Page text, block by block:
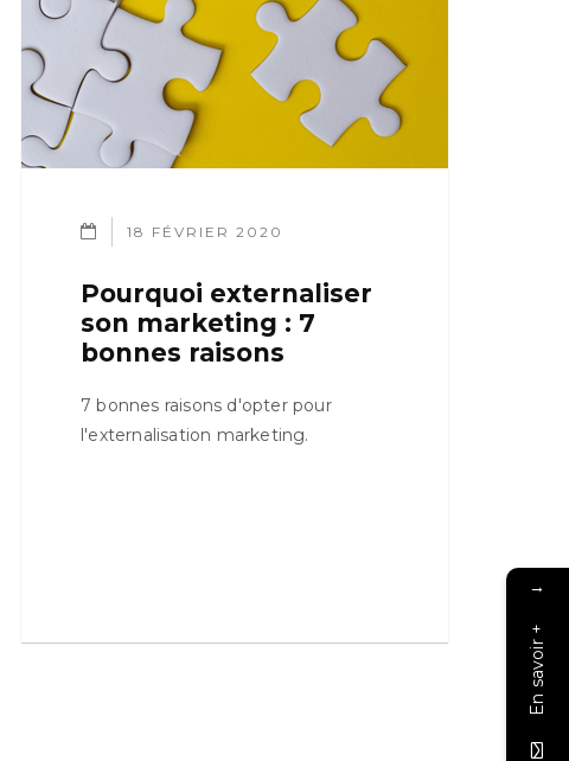
18 FÉVRIER 2020
Pourquoi externaliser
son marketing : 7
bonnes raisons
7 bonnes raisons d'opter pour
l'externalisation marketing.
→
En savoir +